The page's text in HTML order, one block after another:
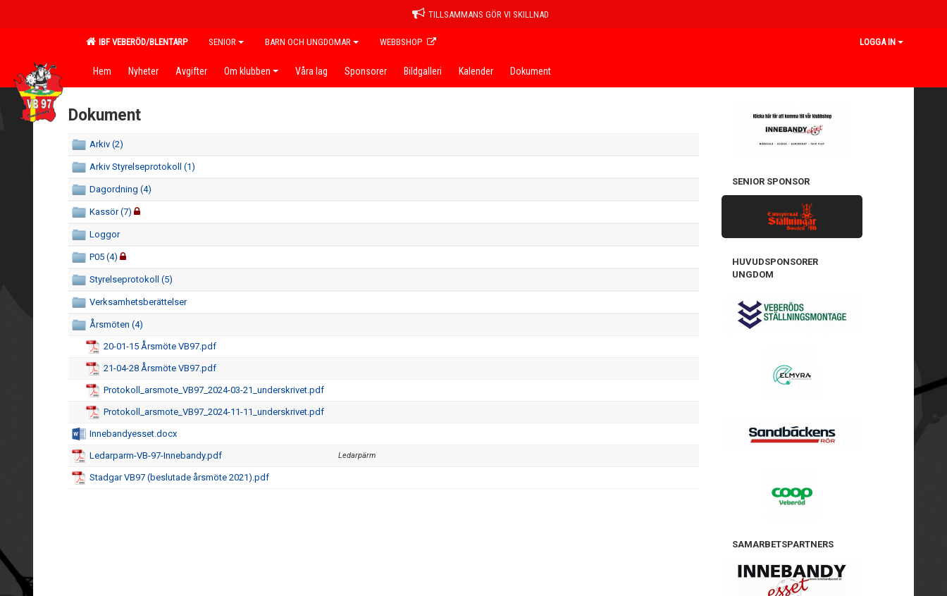
TILLSAMMANS GÖR VI SKILLNAD
IBF VEBERÖD/BLENTARP SENIOR BARN OCH UNGDOMAR WEBBSHOP LOGGA IN
Hem Nyheter Avgifter Om klubben Våra lag Sponsorer Bildgalleri Kalender Dokument
Dokument
Arkiv (2)
Arkiv Styrelseprotokoll (1)
Dagordning (4)
Kassör (7)
Loggor
P05 (4)
Styrelseprotokoll (5)
Verksamhetsberättelser
Årsmöten (4)
20-01-15 Årsmöte VB97.pdf
21-04-28 Årsmöte VB97.pdf
Protokoll_arsmote_VB97_2024-03-21_underskrivet.pdf
Protokoll_arsmote_VB97_2024-11-11_underskrivet.pdf
Innebandyesset.docx
Ledarparm-VB-97-Innebandy.pdf Ledarpärm
Stadgar VB97 (beslutade årsmöte 2021).pdf
SENIOR SPONSOR
HUVUDSPONSORER
UNGDOM
SAMARBETSPARTNERS